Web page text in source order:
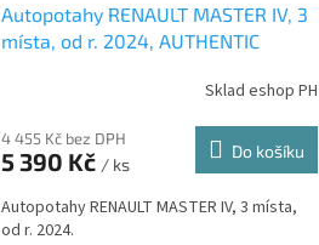
Autopotahy RENAULT MASTER IV, 3
místa, od r. 2024, AUTHENTIC
Sklad eshop PH
4 455 Kč bez DPH
5 390 Kč / ks
Do košíku
Autopotahy RENAULT MASTER IV, 3 místa,
od r. 2024.